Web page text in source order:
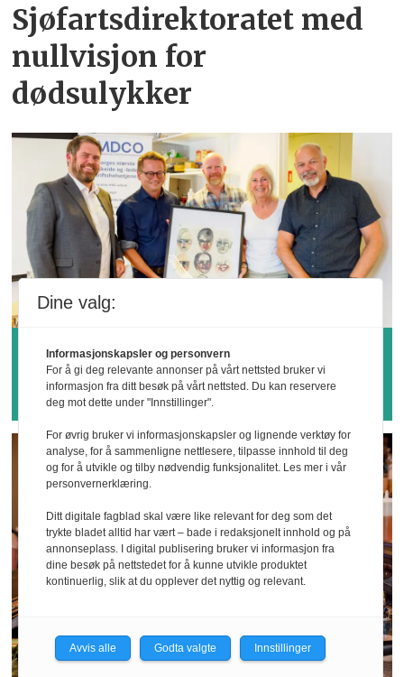
Sjøfartsdirektoratet med
nullvisjon for
dødsulykker
Hvem vinner årets
sykefraværspris?
Dine valg:
Informasjonskapsler og personvern
For å gi deg relevante annonser på vårt nettsted bruker vi
informasjon fra ditt besøk på vårt nettsted. Du kan reservere
deg mot dette under "Innstillinger".
For øvrig bruker vi informasjonskapsler og lignende verktøy for
analyse, for å sammenligne nettlesere, tilpasse innhold til deg
og for å utvikle og tilby nødvendig funksjonalitet. Les mer i vår
personvernerklæring.
Ditt digitale fagblad skal være like relevant for deg som det
trykte bladet alltid har vært – bade i redaksjonelt innhold og på
annonseplass. I digital publisering bruker vi informasjon fra
dine besøk på nettstedet for å kunne utvikle produktet
kontinuerlig, slik at du opplever det nyttig og relevant.
Avvis alle Godta valgte Innstillinger